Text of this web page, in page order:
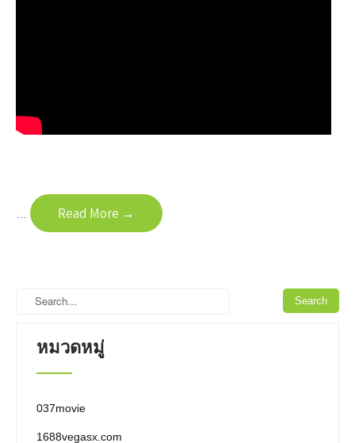
Read More →
หมวดหมู่
037movie
1688vegasx.com